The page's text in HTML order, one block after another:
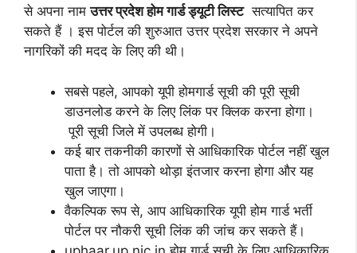
से अपना नामउत्तर प्रदेश होम गार्ड ड्यूटी लिस्टसत्यापित कर
सकते हैं । इस पोर्टल की शुरुआत उत्तर प्रदेश सरकार ने अपने
नागरिकों की मदद के लिए की थी।
सबसे पहले, आपको यूपी होमगार्ड सूची की पूरी सूची
डाउनलोड करने के लिए लिंक पर क्लिक करना होगा।
पूरी सूची जिले में उपलब्ध होगी।
कई बार तकनीकी कारणों से आधिकारिक पोर्टल नहीं खुल
पाता है। तो आपको थोड़ा इंतजार करना होगा और यह
खुल जाएगा।
वैकल्पिक रूप से, आप आधिकारिक यूपी होम गार्ड भर्ती
पोर्टल पर नौकरी सूची लिंक की जांच कर सकते हैं।